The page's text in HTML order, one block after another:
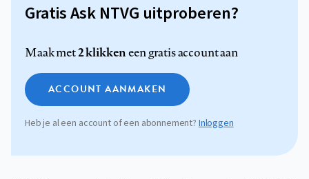
Gratis Ask NTVG uitproberen?
Maak met2 klikkeneen gratis account aan
ACCOUNT AANMAKEN
Heb je al een account of een abonnement? Inloggen